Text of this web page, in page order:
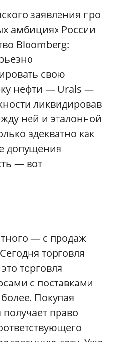
заявления про
амбициях России
Bloomberg:
свою
нефти — Urals —
ликвидировав
ней и эталонной
адекватно как
допущения
— вот
— с продаж
торговля
торговля
с поставками
Покупая
право